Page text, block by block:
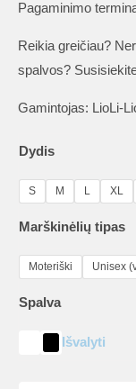
Pagaminimo
Reikia greičiau?
spalvos?
Gamintojas: LioLi-
Dydis
S M L XL
Marškinėlių tipas
Moteriški Unisex
Spalva
Išvalyti